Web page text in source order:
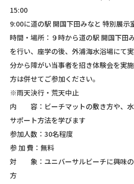
15:00
9:00に道の駅 開国下田みなと 特別展示
時間・場所：９時から道の駅 開国下田
を行い、座学の後、外浦海水浴場にて
分から障がい当事者を招き体験会を実
方は併せてご参加ください。
※雨天決行・荒天中止
内 容：ビーチマットの敷き方や、水
サポート方法を学びます
参加人数：30名程度
参 加 費：無料
対 象：ユニバーサルビーチに興味の
方